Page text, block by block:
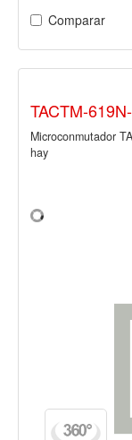
Comparar
TACTM-
Microconmutador
hay